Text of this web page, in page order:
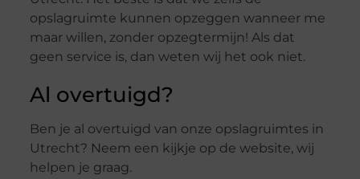
opslagruimte kunnen opzeggen wanneer me
maar willen, zonder opzegtermijn! Als dat
geen service is, dan weten wij het ook niet.
Al overtuigd?
Ben je al overtuigd van onze opslagruimtes in
Utrecht? Neem een kijkje op de website, wij
helpen je graag.